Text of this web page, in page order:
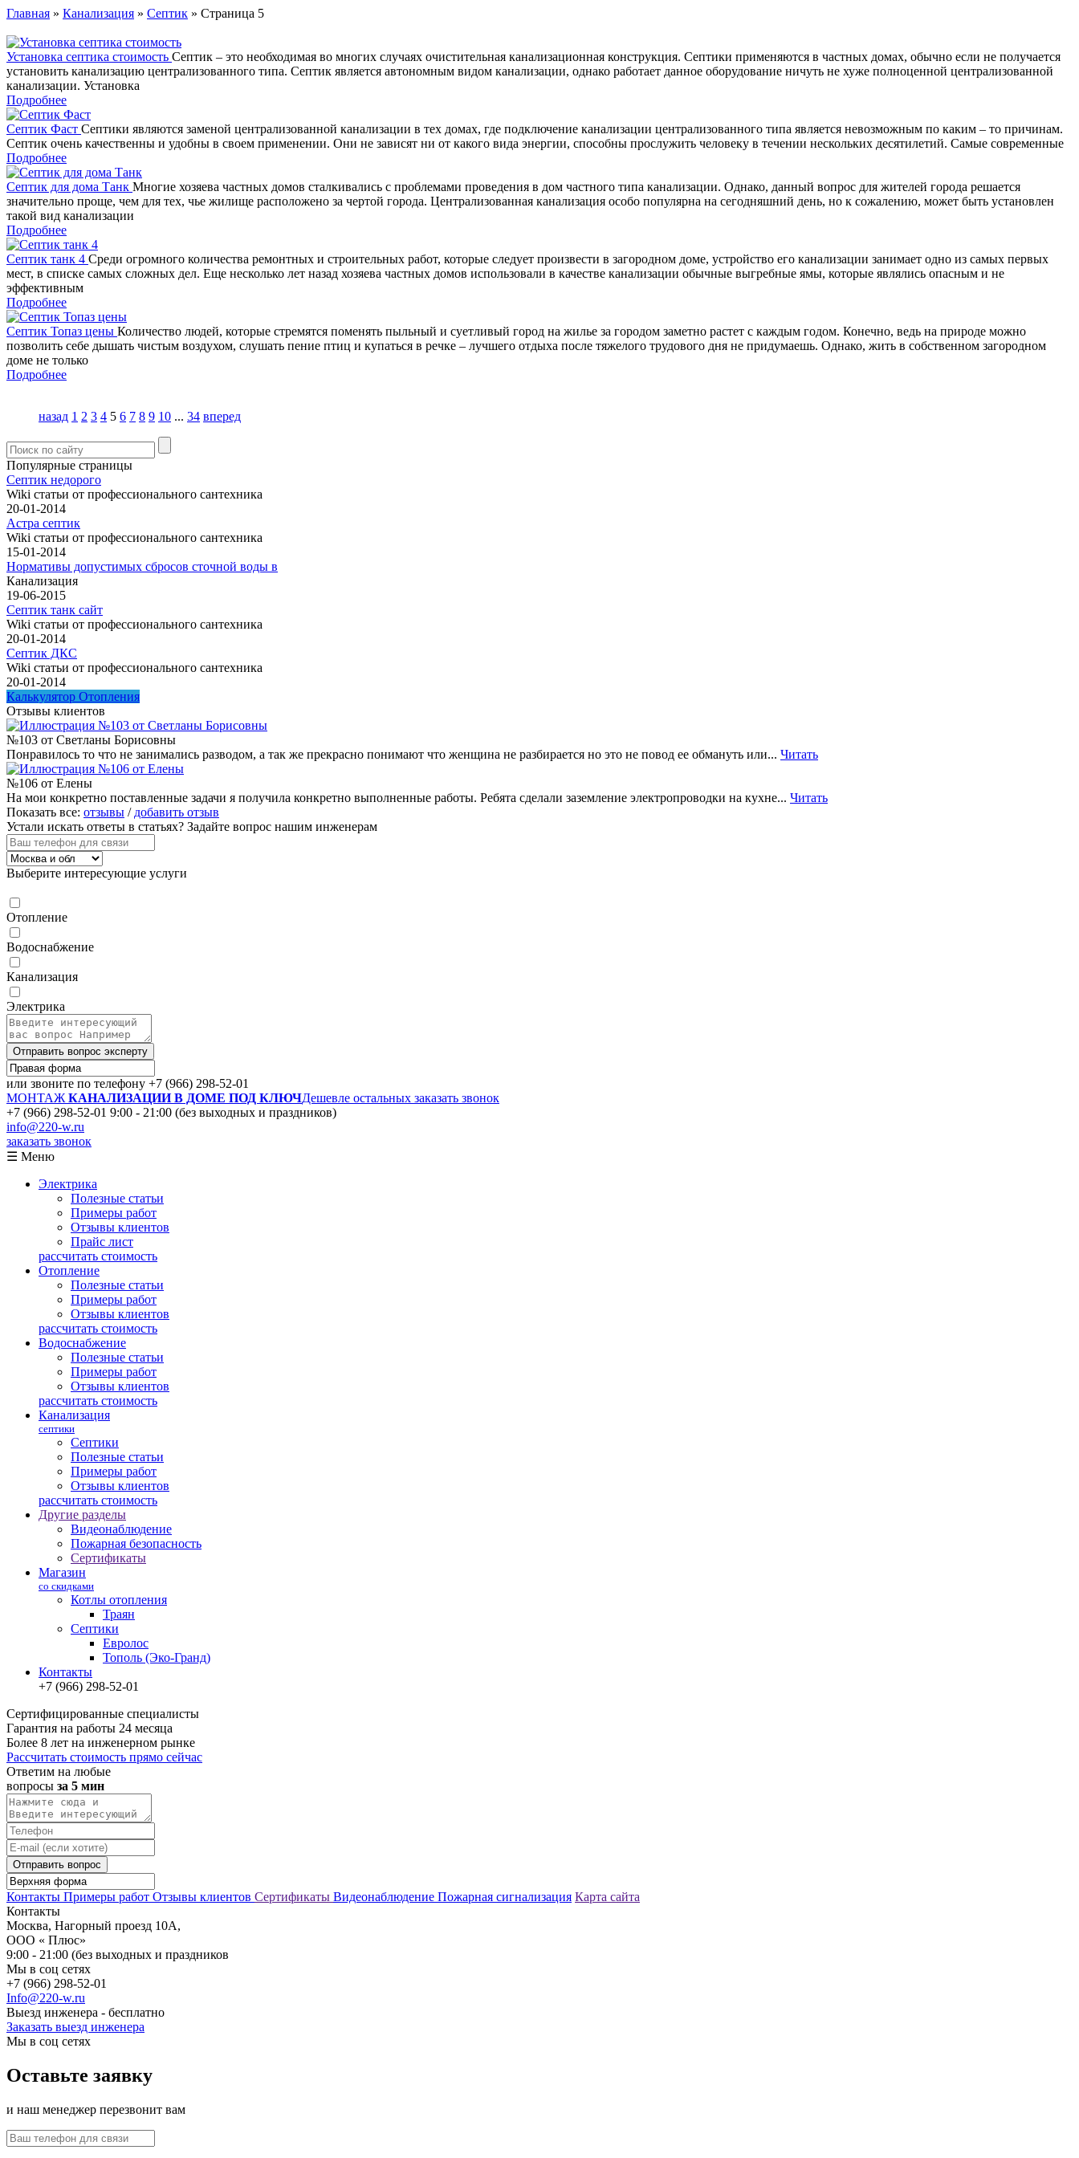
Главная » Канализация » Септик » Страница 5
Установка септика стоимость Септик – это необходимая во многих случаях очистительная канализационная конструкция. Септики применяются в частных домах, обычно если не получается
установить канализацию централизованного типа. Септик является автономным видом канализации, однако работает данное оборудование ничуть не хуже полноценной централизованной
канализации. Установка
Подробнее
Септик Фаст Септики являются заменой централизованной канализации в тех домах, где подключение канализации централизованного типа является невозможным по каким – то причинам.
Септик очень качественны и удобны в своем применении. Они не зависят ни от какого вида энергии, способны прослужить человеку в течении нескольких десятилетий. Самые современные
Подробнее
Септик для дома Танк Многие хозяева частных домов сталкивались с проблемами проведения в дом частного типа канализации. Однако, данный вопрос для жителей города решается
значительно проще, чем для тех, чье жилище расположено за чертой города. Централизованная канализация особо популярна на сегодняшний день, но к сожалению, может быть установлен
такой вид канализации
Подробнее
Септик танк 4 Среди огромного количества ремонтных и строительных работ, которые следует произвести в загородном доме, устройство его канализации занимает одно из самых первых
мест, в списке самых сложных дел. Еще несколько лет назад хозяева частных домов использовали в качестве канализации обычные выгребные ямы, которые являлись опасным и не
эффективным
Подробнее
Септик Топаз цены Количество людей, которые стремятся поменять пыльный и суетливый город на жилье за городом заметно растет с каждым годом. Конечно, ведь на природе можно
позволить себе дышать чистым воздухом, слушать пение птиц и купаться в речке – лучшего отдыха после тяжелого трудового дня не придумаешь. Однако, жить в собственном загородном
доме не только
Подробнее
назад 1 2 3 4 5 6 7 8 9 10 ... 34 вперед
Популярные страницы
Септик недорого
Wiki статьи от профессионального сантехника
20-01-2014
Астра септик
Wiki статьи от профессионального сантехника
15-01-2014
Нормативы допустимых сбросов сточной воды в
Канализация
19-06-2015
Септик танк сайт
Wiki статьи от профессионального сантехника
20-01-2014
Септик ДКС
Wiki статьи от профессионального сантехника
20-01-2014
Калькулятор Отопления
Отзывы клиентов
№103 от Светланы Борисовны
Понравилось то что не занимались разводом, а так же прекрасно понимают что женщина не разбирается но это не повод ее обмануть или... Читать
№106 от Елены
На мои конкретно поставленные задачи я получила конкретно выполненные работы. Ребята сделали заземление электропроводки на кухне... Читать
Показать все: отзывы / добавить отзыв
Устали искать ответы в статьях? Задайте вопрос нашим инженерам
Выберите интересующие услуги
Отопление
Водоснабжение
Канализация
Электрика
Отправить вопрос эксперту
или звоните по телефону +7 (966) 298-52-01
МОНТАЖ КАНАЛИЗАЦИИ В ДОМЕ ПОД КЛЮЧДешевле остальных заказать звонок
+7 (966) 298-52-01 9:00 - 21:00 (без выходных и праздников)
info@220-w.ru
заказать звонок
☰ Меню
Электрика
Полезные статьи
Примеры работ
Отзывы клиентов
Прайс лист
рассчитать стоимость
Отопление
Полезные статьи
Примеры работ
Отзывы клиентов
рассчитать стоимость
Водоснабжение
Полезные статьи
Примеры работ
Отзывы клиентов
рассчитать стоимость
Канализация
септики
Септики
Полезные статьи
Примеры работ
Отзывы клиентов
рассчитать стоимость
Другие разделы
Видеонаблюдение
Пожарная безопасность
Сертификаты
Магазин
со скидками
Котлы отопления
Траян
Септики
Евролос
Тополь (Эко-Гранд)
Контакты
+7 (966) 298-52-01
Сертифицированные специалисты
Гарантия на работы 24 месяца
Более 8 лет на инженерном рынке
Рассчитать стоимость прямо сейчас
Ответим на любые
вопросы за 5 мин
Отправить вопрос
Контакты Примеры работ Отзывы клиентов Сертификаты Видеонаблюдение Пожарная сигнализация Карта сайта
Контакты
Москва, Нагорный проезд 10А,
ООО « Плюс»
9:00 - 21:00 (без выходных и праздников
Мы в соц сетях
+7 (966) 298-52-01
Info@220-w.ru
Выезд инженера - бесплатно
Заказать выезд инженера
Мы в соц сетях
Оставьте заявку
и наш менеджер перезвонит вам